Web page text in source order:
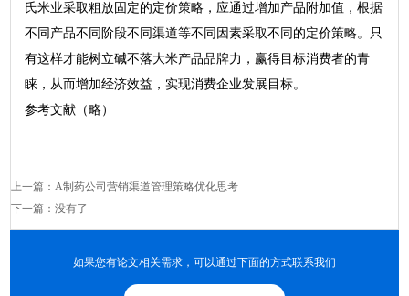
氏米业采取粗放固定的定价策略，应通过增加产品附加值，根据
不同产品不同阶段不同渠道等不同因素采取不同的定价策略。只
有这样才能树立碱不落大米产品品牌力，赢得目标消费者的青
睐，从而增加经济效益，实现消费企业发展目标。
参考文献（略）
上一篇：A制药公司营销渠道管理策略优化思考
下一篇：没有了
如果您有论文相关需求，可以通过下面的方式联系我们